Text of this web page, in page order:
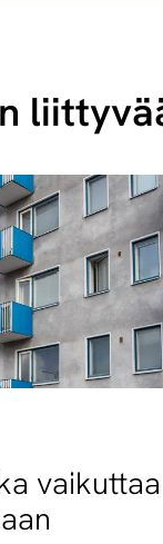
vaikuttaa